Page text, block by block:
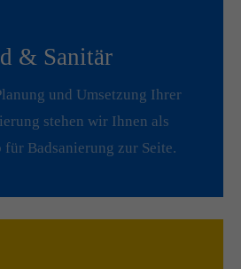
amet, consectetuer adipiscing
eget dolor. Aenean massa.
et magnis dis parturient
& Sanitär
und Umsetzung Ihrer
stehen wir Ihnen als
Badsanierung zur Seite.